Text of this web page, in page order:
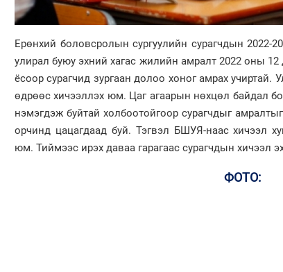
Ерөнхий боловсролын сургуулийн сурагчдын 2022-
улирал буюу эхний хагас жилийн амралт 2022 оны 12
ёсоор сурагчид зургаан долоо хоног амрах
өдрөөс хичээллэх юм. Цаг агаарын нөхцөл байдал
нэмэгдэж буйтай холбоотойгоор сурагчдыг
орчинд цацагдаад буй. Тэгвэл БШУЯ-наас хичээл
юм. Тиймээс ирэх даваа гарагаас сурагчдын хичээл
ФОТО: